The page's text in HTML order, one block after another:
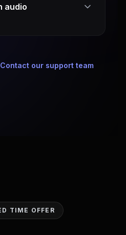
audio
Contact our support team
TIME OFFER